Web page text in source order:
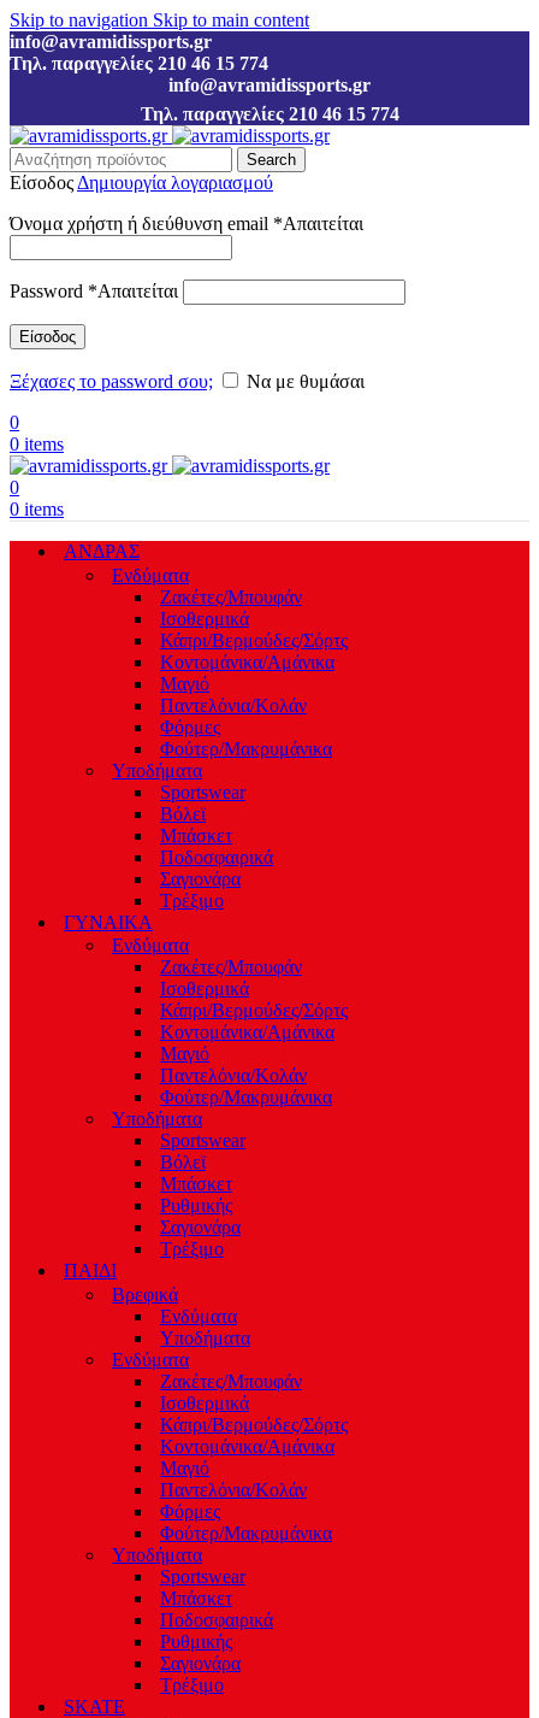
Skip to navigation Skip to main content
info@avramidissports.gr
Τηλ. παραγγελίες 210 46 15 774
info@avramidissports.gr
Τηλ. παραγγελίες 210 46 15 774
Search
Είσοδος Δημιουργία λογαριασμού
Όνομα χρήστη ή διεύθυνση email *Απαιτείται
Password *Απαιτείται
Είσοδος
Ξέχασες το password σου;
Να με θυμάσαι
0
0 items
0
0 items
ΑΝΔΡΑΣ
Ενδύματα
Ζακέτες/Μπουφάν
Ισοθερμικά
Κάπρι/Βερμούδες/Σόρτς
Κοντομάνικα/Αμάνικα
Μαγιό
Παντελόνια/Κολάν
Φόρμες
Φούτερ/Μακρυμάνικα
Υποδήματα
Sportswear
Βόλεϊ
Μπάσκετ
Ποδοσφαιρικά
Σαγιονάρα
Τρέξιμο
ΓΥΝΑΙΚΑ
Ενδύματα
Ζακέτες/Μπουφάν
Ισοθερμικά
Κάπρι/Βερμούδες/Σόρτς
Κοντομάνικα/Αμάνικα
Μαγιό
Παντελόνια/Κολάν
Φούτερ/Μακρυμάνικα
Υποδήματα
Sportswear
Βόλεϊ
Μπάσκετ
Ρυθμικής
Σαγιονάρα
Τρέξιμο
ΠΑΙΔΙ
Βρεφικά
Ενδύματα
Υποδήματα
Ενδύματα
Ζακέτες/Μπουφάν
Ισοθερμικά
Κάπρι/Βερμούδες/Σόρτς
Κοντομάνικα/Αμάνικα
Μαγιό
Παντελόνια/Κολάν
Φόρμες
Φούτερ/Μακρυμάνικα
Υποδήματα
Sportswear
Μπάσκετ
Ποδοσφαιρικά
Ρυθμικής
Σαγιονάρα
Τρέξιμο
SKATE